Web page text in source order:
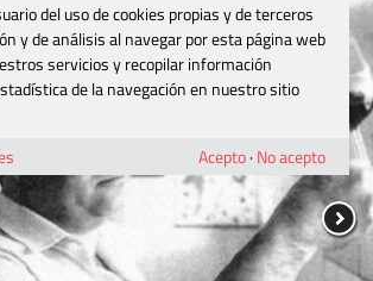
del uso de cookies propias y de terceros
y de análisis al navegar por esta página web
servicios y recopilar información
de la navegación en nuestro sitio
Acepto· No acepto